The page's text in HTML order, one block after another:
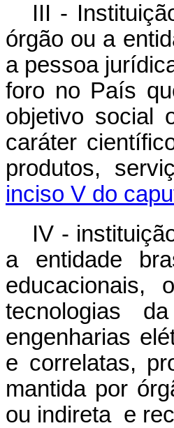
III -
órgão ou a
a pessoa
foro no País
objetivo social
caráter
produtos,
inciso V do
IV -
a entidade
educacionais,
tecnologias
engenharias
e correlatas,
mantida por
ou indireta e